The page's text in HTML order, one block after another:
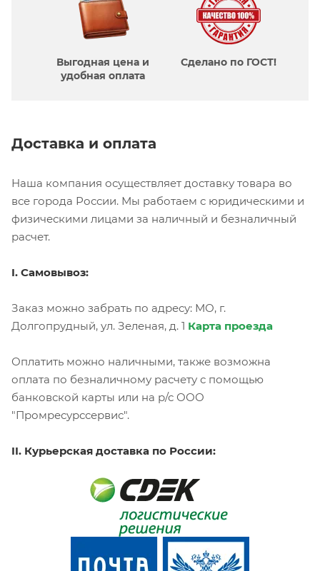
Выгодная цена и
удобная оплата
Сделано по ГОСТ!
Доставка и оплата
Наша компания осуществляет доставку товара во
все города России. Мы работаем с юридическими и
физическими лицами за наличный и безналичный
расчет.
I. Самовывоз:
Заказ можно забрать по адресу: МО, г.
Долгопрудный, ул. Зеленая, д. 1 Карта проезда
Оплатить можно наличными, также возможна
оплата по безналичному расчету с помощью
банковской карты или на р/с ООО
"Промресурссервис".
II. Курьерская доставка по России: